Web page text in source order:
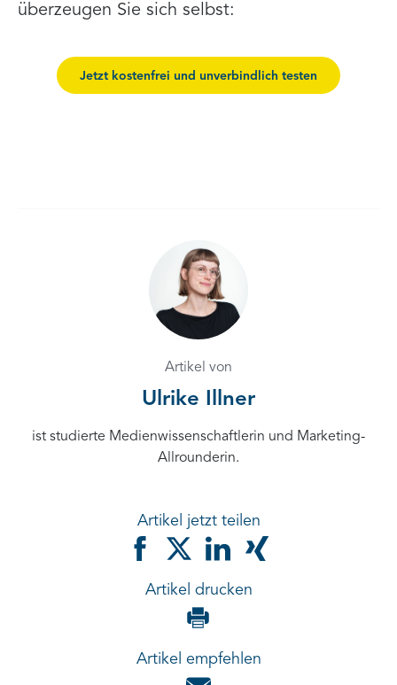
überzeugen Sie sich selbst:
Jetzt kostenfrei und unverbindlich testen
Artikel von
Ulrike Illner
ist studierte Medienwissenschaftlerin und Marketing-
Allrounderin.
Artikel jetzt teilen
Artikel drucken
Artikel empfehlen